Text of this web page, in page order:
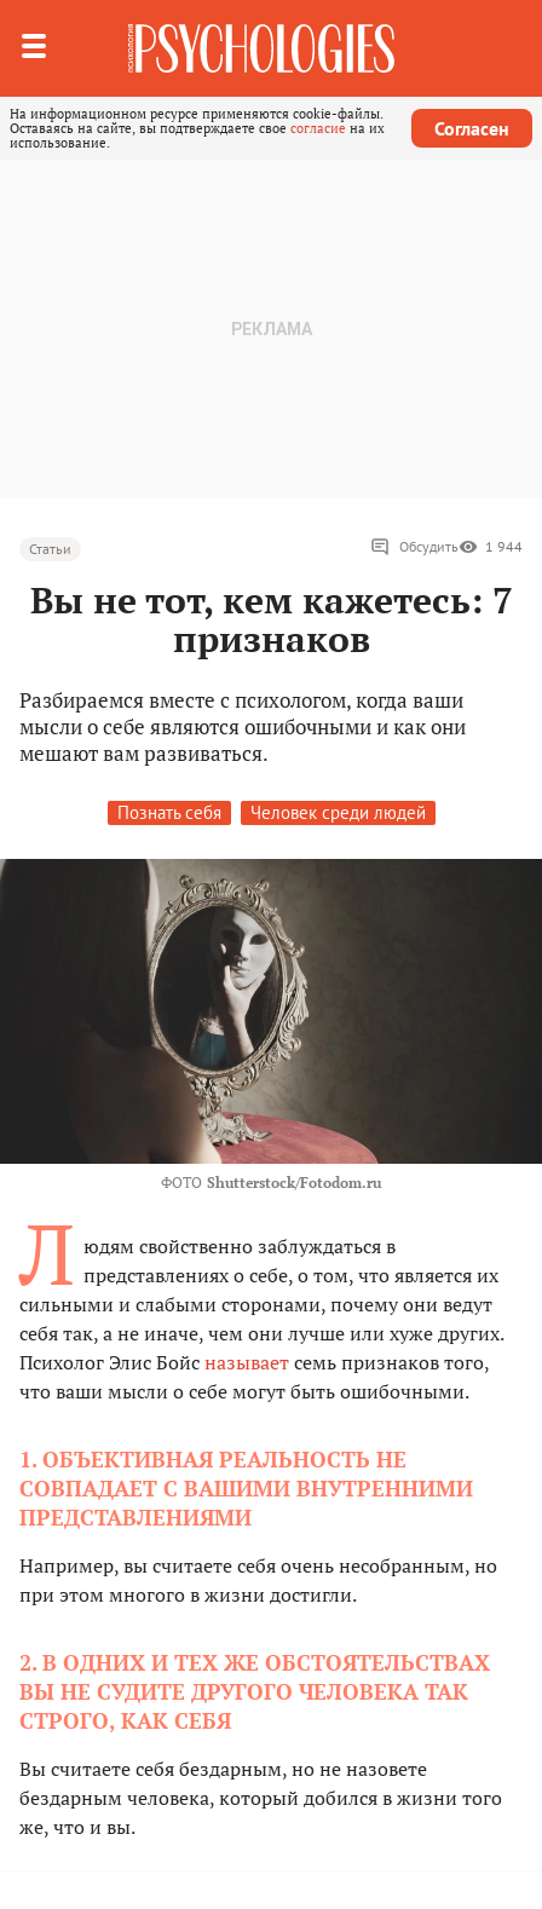
На информационном ресурсе применяются cookie-файлы.
Оставаясь на сайте, вы подтверждаете свое согласие на их
использование.
Согласен
Статьи Обсудить 1 944
Вы не тот, кем кажетесь: 7
признаков
Разбираемся вместе с психологом, когда ваши
мысли о себе являются ошибочными и как они
мешают вам развиваться.
Познать себя Человек среди людей
ФОТО Shutterstock/Fotodom.ru
Л юдям свойственно заблуждаться в
представлениях о себе, о том, что является их
сильными и слабыми сторонами, почему они ведут
себя так, а не иначе, чем они лучше или хуже других.
Психолог Элис Бойсназываетсемь признаков того,
что ваши мысли о себе могут быть ошибочными.
1. ОБЪЕКТИВНАЯ РЕАЛЬНОСТЬ НЕ
СОВПАДАЕТ С ВАШИМИ ВНУТРЕННИМИ
ПРЕДСТАВЛЕНИЯМИ
Например, вы считаете себя очень несобранным, но
при этом многого в жизни достигли.
2. В ОДНИХ И ТЕХ ЖЕ ОБСТОЯТЕЛЬСТВАХ
ВЫ НЕ СУДИТЕ ДРУГОГО ЧЕЛОВЕКА ТАК
СТРОГО, КАК СЕБЯ
Вы считаете себя бездарным, но не назовете
бездарным человека, который добился в жизни того
же, что и вы.